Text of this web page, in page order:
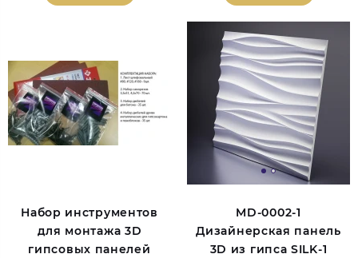
Набор инструментов
для монтажа 3D
гипсовых панелей
MD-0002-1
Дизайнерская панель
3D из гипса SILK-1